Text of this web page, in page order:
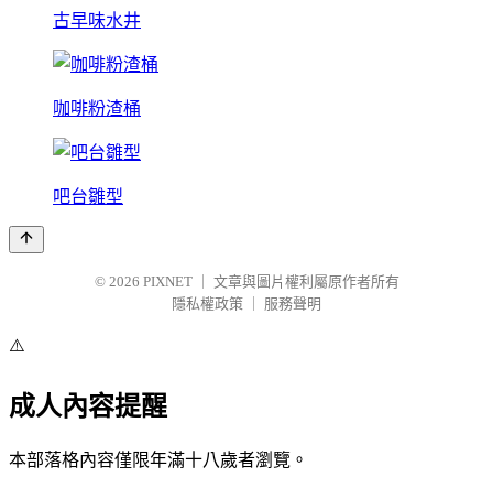
古早味水井
咖啡粉渣桶
吧台雛型
© 2026 PIXNET
文章與圖片權利屬原作者所有
隱私權政策
服務聲明
⚠️
成人內容提醒
本部落格內容僅限年滿十八歲者瀏覽。